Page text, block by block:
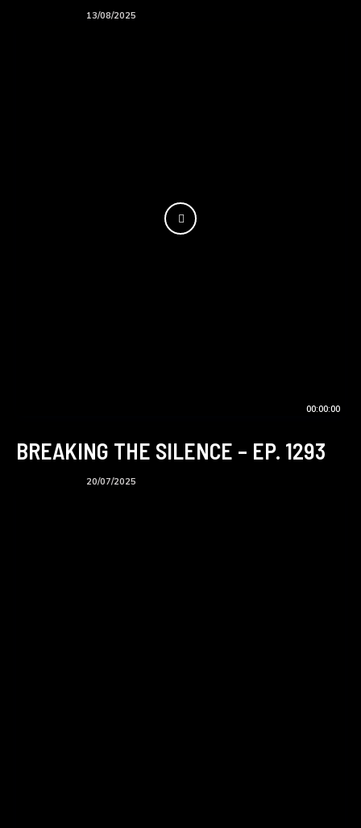
13/08/2025
00:00:00
BREAKING THE SILENCE – EP. 1293
20/07/2025